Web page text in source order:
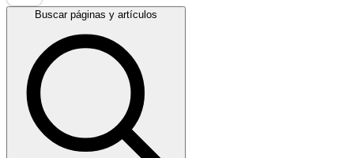
Buscar páginas y artículos